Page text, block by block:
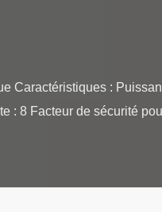
Caractéristiques :
: 8 Facteur de sécurité